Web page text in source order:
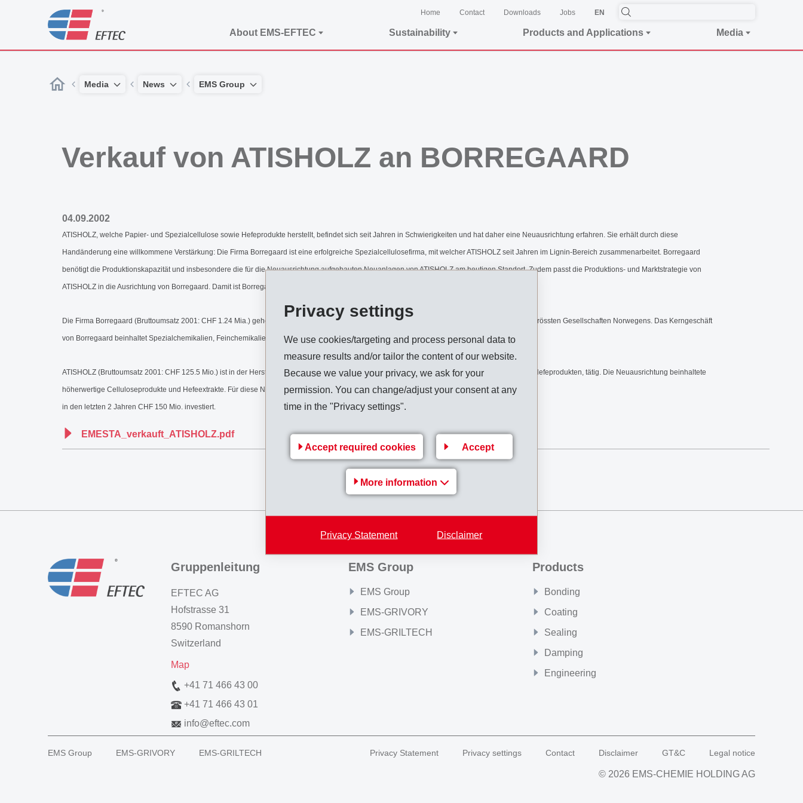
Privacy settings
We use cookies/targeting and process personal data to
measure results and/or tailor the content of our website.
Because we value your privacy, we ask for your
permission. You can change/adjust your consent at any
time in the "Privacy settings".
Accept required cookies Accept
More information
Privacy Statement Disclaimer
Home Contact Downloads Jobs EN
About EMS-EFTEC Sustainability Products and Applications Media
Media News EMS Group
Verkauf von ATISHOLZ an BORREGAARD
04.09.2002
ATISHOLZ, welche Papier- und Spezialcellulose sowie Hefeprodukte herstellt, befindet sich seit Jahren in Schwierigkeiten und hat daher eine Neuausrichtung erfahren. Sie erhält durch diese
Handänderung eine willkommene Verstärkung: Die Firma Borregaard ist eine erfolgreiche Spezialcellulosefirma, mit welcher ATISHOLZ seit Jahren im Lignin-Bereich zusammenarbeitet. Borregaard
benötigt die Produktionskapazität und insbesondere die für die Neuausrichtung aufgebauten Neuanlagen von ATISHOLZ am heutigen Standort. Zudem passt die Produktions- und Marktstrategie von
ATISHOLZ in die Ausrichtung von Borregaard. Damit ist Borregaard die Wunsch-Eigentümerin von ATISHOLZ, um deren Überleben zu sichern.
Die Firma Borregaard (Bruttoumsatz 2001: CHF 1.24 Mia.) gehört zur norwegischen Orkla-Gruppe (Bruttoumsatz 2001: CHF 8.374 Mia.), eine der grössten Gesellschaften Norwegens. Das Kerngeschäft
von Borregaard beinhaltet Spezialchemikalien, Feinchemikalien und Zusatzstoffe für die Nahrungsmittelindustrie.
ATISHOLZ (Bruttoumsatz 2001: CHF 125.5 Mio.) ist in der Herstellung von Zellstoffen, bis vor kurzem ausschliesslich im Papierzellstoff und in den Hefeprodukten, tätig. Die Neuausrichtung beinhaltete
höherwertige Celluloseprodukte und Hefeextrakte. Für diese Neuausrichtung hat ATISHOLZ
in den letzten 2 Jahren CHF 150 Mio. investiert.
EMESTA_verkauft_ATISHOLZ.pdf
Gruppenleitung
EFTEC AG
Hofstrasse 31
8590 Romanshorn
Switzerland
Map
+41 71 466 43 00
+41 71 466 43 01
info@eftec.com
EMS Group
EMS Group
EMS-GRIVORY
EMS-GRILTECH
Products
Bonding
Coating
Sealing
Damping
Engineering
EMS Group EMS-GRIVORY EMS-GRILTECH Privacy Statement Privacy settings Contact Disclaimer GT&C Legal notice
© 2026 EMS-CHEMIE HOLDING AG